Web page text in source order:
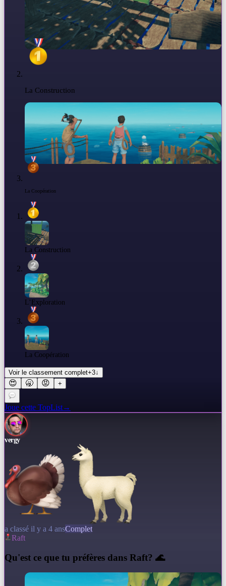
La Construction
La Coopération
La Construction
L’Exploration
La Coopération
Voir le classement complet+3↓
😍 🥱 😡 +
Joue cette TopList→
vergy
a classé il y a 4 ansComplet
Raft
Qu'est ce que tu préfères dans Raft? 🌊